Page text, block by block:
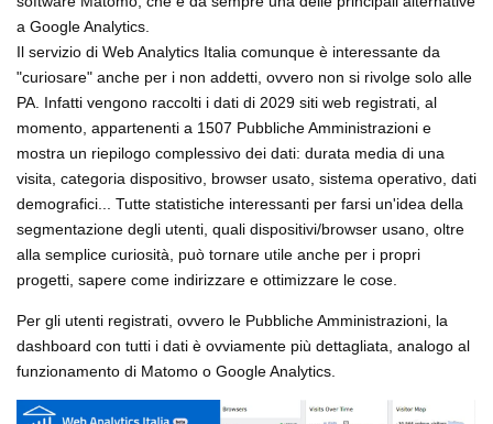
a Google Analytics.
Il servizio di Web Analytics Italia comunque è interessante da
"curiosare" anche per i non addetti, ovvero non si rivolge solo alle
PA. Infatti vengono raccolti i dati di 2029 siti web registrati, al
momento, appartenenti a 1507 Pubbliche Amministrazioni e
mostra un riepilogo complessivo dei dati: durata media di una
visita, categoria dispositivo, browser usato, sistema operativo, dati
demografici... Tutte statistiche interessanti per farsi un'idea della
segmentazione degli utenti, quali dispositivi/browser usano, oltre
alla semplice curiosità, può tornare utile anche per i propri
progetti, sapere come indirizzare e ottimizzare le cose.
Per gli utenti registrati, ovvero le Pubbliche Amministrazioni, la
dashboard con tutti i dati è ovviamente più dettagliata, analogo al
funzionamento di Matomo o Google Analytics.